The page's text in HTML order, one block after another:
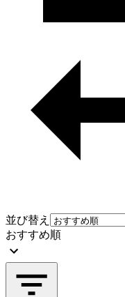
並び替え
おすすめ順